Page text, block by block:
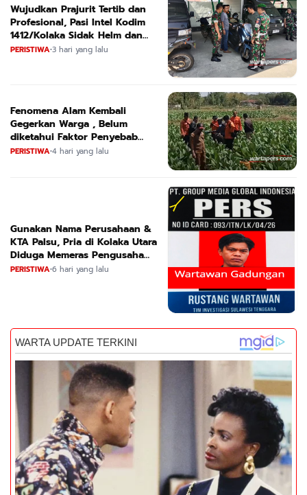
Wujudkan Prajurit Tertib dan
Profesional, Pasi Intel Kodim
1412/Kolaka Sidak Helm dan
Kendaraan
PERISTIWA•3 hari yang lalu
Fenomena Alam Kembali
Gegerkan Warga , Belum
diketahui Faktor Penyebab
Suara
PERISTIWA•4 hari yang lalu
Gunakan Nama Perusahaan &
KTA Palsu, Pria di Kolaka Utara
Diduga Memeras Pengusaha
Tambang dan Minyak
PERISTIWA•6 hari yang lalu